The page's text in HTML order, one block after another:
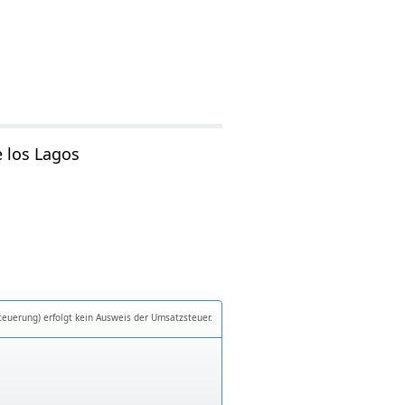
los Lagos
erfolgt kein Ausweis der Umsatzsteuer.